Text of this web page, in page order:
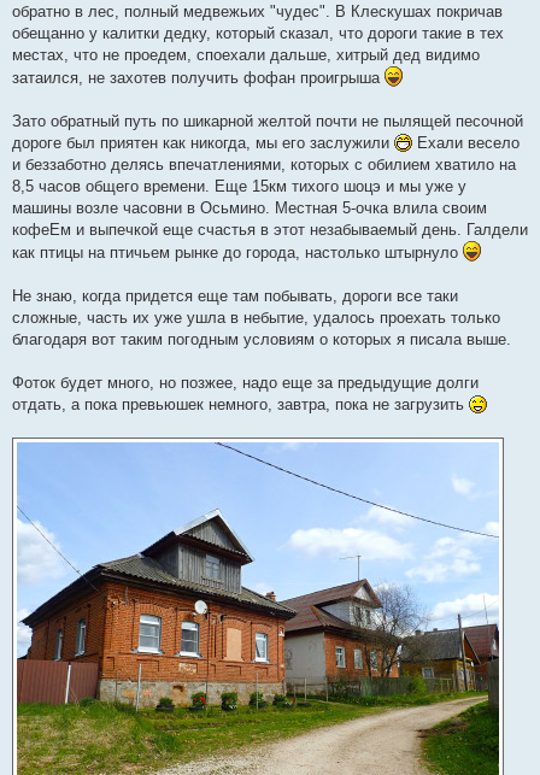
обратно в лес, полный медвежьих "чудес". В Клескушах покричав
обещанно у калитки дедку, который сказал, что дороги такие в тех
местах, что не проедем, споехали дальше, хитрый дед видимо
затаился, не захотев получить фофан проигрыша
Зато обратный путь по шикарной желтой почти не пылящей песочной
дороге был приятен как никогда, мы его заслужили
Ехали весело
и беззаботно делясь впечатлениями, которых с обилием хватило на
8,5 часов общего времени. Еще 15км тихого шоцэ и мы уже у
машины возле часовни в Осьмино. Местная 5-очка влила своим
кофеЕм и выпечкой еще счастья в этот незабываемый день. Галдели
как птицы на птичьем рынке до города, настолько штырнуло
Не знаю, когда придется еще там побывать, дороги все таки
сложные, часть их уже ушла в небытие, удалось проехать только
благодаря вот таким погодным условиям о которых я писала выше.
Фоток будет много, но позжее, надо еще за предыдущие долги
отдать, а пока превьюшек немного, завтра, пока не загрузить